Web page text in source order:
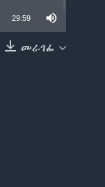
29:59
መራገፊ